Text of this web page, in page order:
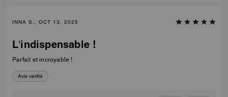
INNA S., OCT 13, 2025
L’indispensable !
Parfait et incroyable !
Avis vérifié